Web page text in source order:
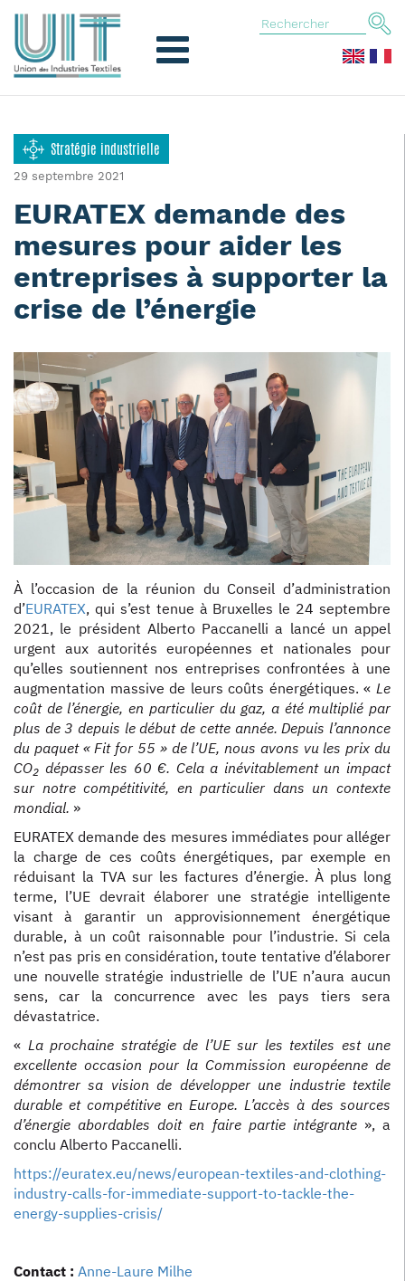
Stratégie industrielle
29 septembre 2021
EURATEX demande des
mesures pour aider les
entreprises à supporter la
crise de l’énergie
À l’occasion de la réunion du Conseil d’administration
d’EURATEX, qui s’est tenue à Bruxelles le 24 septembre
2021, le président Alberto Paccanelli a lancé un appel
urgent aux autorités européennes et nationales pour
qu’elles soutiennent nos entreprises confrontées à une
augmentation massive de leurs coûts énergétiques. « Le
coût de l’énergie, en particulier du gaz, a été multiplié par
plus de 3 depuis le début de cette année. Depuis l’annonce
du paquet « Fit for 55 » de l’UE, nous avons vu les prix du
CO2 dépasser les 60 €. Cela a inévitablement un impact
sur notre compétitivité, en particulier dans un contexte
mondial. »
EURATEX demande des mesures immédiates pour alléger
la charge de ces coûts énergétiques, par exemple en
réduisant la TVA sur les factures d’énergie. À plus long
terme, l’UE devrait élaborer une stratégie intelligente
visant à garantir un approvisionnement énergétique
durable, à un coût raisonnable pour l’industrie. Si cela
n’est pas pris en considération, toute tentative d’élaborer
une nouvelle stratégie industrielle de l’UE n’aura aucun
sens, car la concurrence avec les pays tiers sera
dévastatrice.
« La prochaine stratégie de l’UE sur les textiles est une
excellente occasion pour la Commission européenne de
démontrer sa vision de développer une industrie textile
durable et compétitive en Europe. L’accès à des sources
d’énergie abordables doit en faire partie intégrante », a
conclu Alberto Paccanelli.
https://euratex.eu/news/european-textiles-and-clothing-
industry-calls-for-immediate-support-to-tackle-the-
energy-supplies-crisis/
Contact : Anne-Laure Milhe